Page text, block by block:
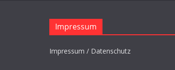
Impressum
Impressum / Datenschutz